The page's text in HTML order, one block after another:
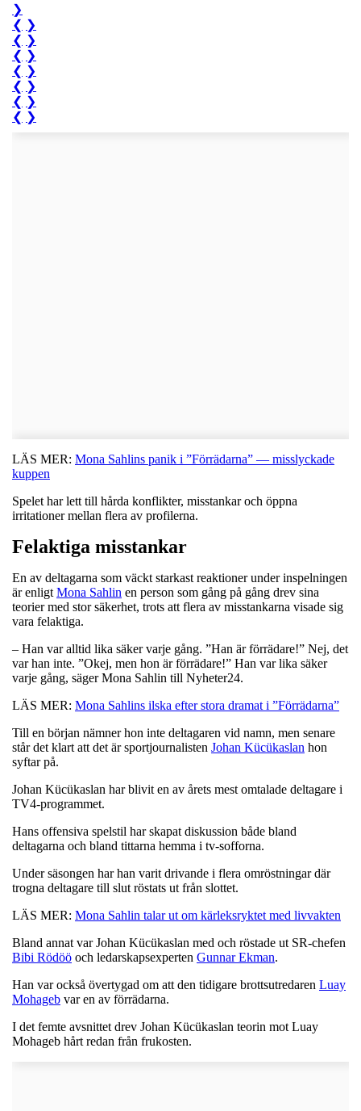
❯
❮ ❯
❮ ❯
❮ ❯
❮ ❯
❮ ❯
❮ ❯
❮ ❯
LÄS MER: Mona Sahlins panik i ”Förrädarna” — misslyckade
kuppen
Spelet har lett till hårda konflikter, misstankar och öppna
irritationer mellan flera av profilerna.
Felaktiga misstankar
En av deltagarna som väckt starkast reaktioner under inspelningen
är enligt Mona Sahlin en person som gång på gång drev sina
teorier med stor säkerhet, trots att flera av misstankarna visade sig
vara felaktiga.
– Han var alltid lika säker varje gång. ”Han är förrädare!” Nej, det
var han inte. ”Okej, men hon är förrädare!” Han var lika säker
varje gång, säger Mona Sahlin till Nyheter24.
LÄS MER: Mona Sahlins ilska efter stora dramat i ”Förrädarna”
Till en början nämner hon inte deltagaren vid namn, men senare
står det klart att det är sportjournalisten Johan Kücükaslan hon
syftar på.
Johan Kücükaslan har blivit en av årets mest omtalade deltagare i
TV4-programmet.
Hans offensiva spelstil har skapat diskussion både bland
deltagarna och bland tittarna hemma i tv-sofforna.
Under säsongen har han varit drivande i flera omröstningar där
trogna deltagare till slut röstats ut från slottet.
LÄS MER: Mona Sahlin talar ut om kärleksryktet med livvakten
Bland annat var Johan Kücükaslan med och röstade ut SR-chefen
Bibi Rödöö och ledarskapsexperten Gunnar Ekman.
Han var också övertygad om att den tidigare brottsutredaren Luay
Mohageb var en av förrädarna.
I det femte avsnittet drev Johan Kücükaslan teorin mot Luay
Mohageb hårt redan från frukosten.